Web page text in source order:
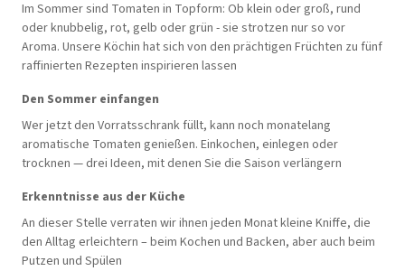
Im Sommer sind Tomaten in Topform: Ob klein oder groß, rund
oder knubbelig, rot, gelb oder grün - sie strotzen nur so vor
Aroma. Unsere Köchin hat sich von den prächtigen Früchten zu fünf
raffinierten Rezepten inspirieren lassen
Den Sommer einfangen
Wer jetzt den Vorratsschrank füllt, kann noch monatelang
aromatische Tomaten genießen. Einkochen, einlegen oder
trocknen — drei Ideen, mit denen Sie die Saison verlängern
Erkenntnisse aus der Küche
An dieser Stelle verraten wir ihnen jeden Monat kleine Kniffe, die
den Alltag erleichtern – beim Kochen und Backen, aber auch beim
Putzen und Spülen